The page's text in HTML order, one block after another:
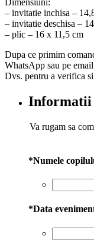
– invitatie inchisa –
– invitatie deschisa –
– plic – 16 x 11,5 cm
Dupa ce primim
WhatsApp sau pe
Dvs. pentru a verifica
Informatii
Va rugam sa
*Numele
*Data